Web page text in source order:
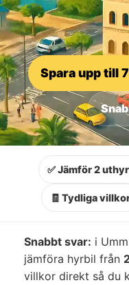
Spara upp till
✅ Jämför 2
🧾 Tydliga
Snabbt svar: i
jämföra hyrbil från
villkor direkt så du